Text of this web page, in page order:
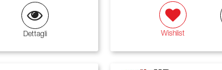
Dettagli Wishlist